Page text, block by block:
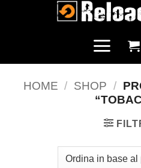
HOME / SHOP /